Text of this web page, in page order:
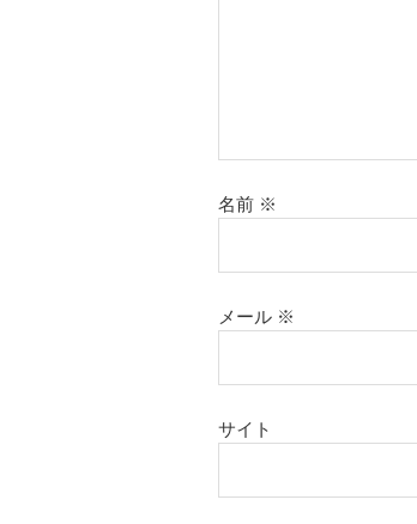
名前 ※
メール ※
サイト